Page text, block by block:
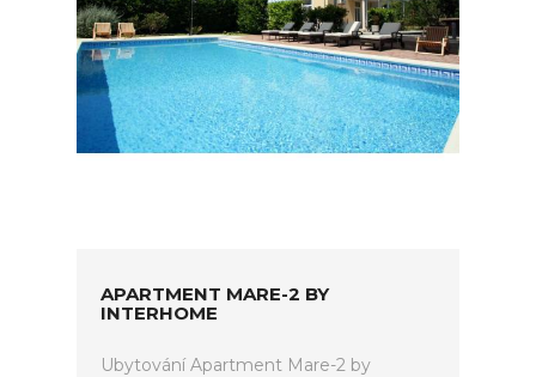
APARTMENT MARE-2 BY
INTERHOME
Ubytování Apartment Mare-2 by